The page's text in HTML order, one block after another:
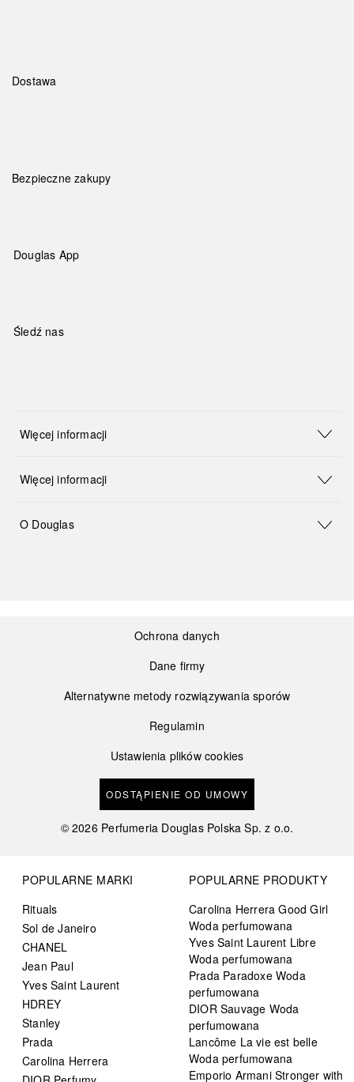
Dostawa
Bezpieczne zakupy
Douglas App
Śledź nas
Więcej informacji
Więcej informacji
O Douglas
Ochrona danych
Dane firmy
Alternatywne metody rozwiązywania sporów
Regulamin
Ustawienia plików cookies
ODSTĄPIENIE OD UMOWY
©2026 Perfumeria Douglas Polska Sp. z o.o.
POPULARNE MARKI
Rituals
Sol de Janeiro
CHANEL
Jean Paul
Yves Saint Laurent
HDREY
Stanley
Prada
Carolina Herrera
POPULARNE PRODUKTY
Carolina Herrera Good Girl
Woda perfumowana
Yves Saint Laurent Libre
Woda perfumowana
Prada Paradoxe Woda
perfumowana
DIOR Sauvage Woda
perfumowana
Lancôme La vie est belle
Woda perfumowana
Emporio Armani Stronger with